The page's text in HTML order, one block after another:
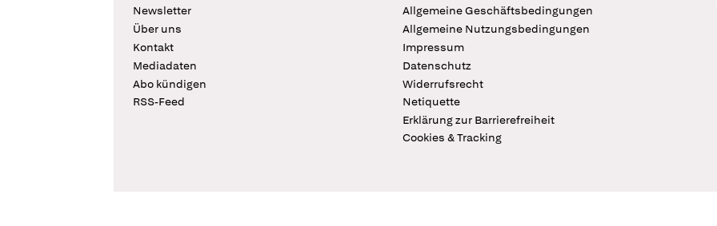
Newsletter
Über uns
Kontakt
Mediadaten
Abo kündigen
RSS-Feed
Allgemeine Geschäftsbedingungen
Allgemeine Nutzungsbedingungen
Impressum
Datenschutz
Widerrufsrecht
Netiquette
Erklärung zur Barrierefreiheit
Cookies & Tracking